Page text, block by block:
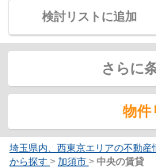
検討リストに追加
さらに
物件
埼玉県内、西東京エリアの不動
から探す > 加須市 > 中央の賃貸